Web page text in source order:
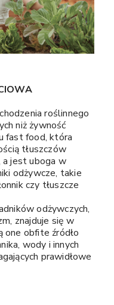
roślinnego
niż żywność
fast food, która
tłuszczów
a jest uboga w
odżywcze, takie
czy tłuszcze
odżywczych,
znajduje się w
one obfite źródło
wody i innych
prawidłowe